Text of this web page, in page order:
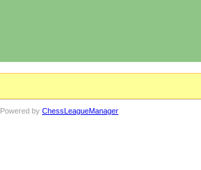
Powered by ChessLeagueManager